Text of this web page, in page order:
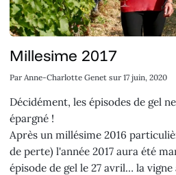
Millesime 2017
Par Anne-Charlotte Genet sur 17 juin, 2020
Décidément, les épisodes de gel
épargné !
Après un millésime 2016
de perte) l'année 2017 aura été
épisode de gel le 27 avril… la